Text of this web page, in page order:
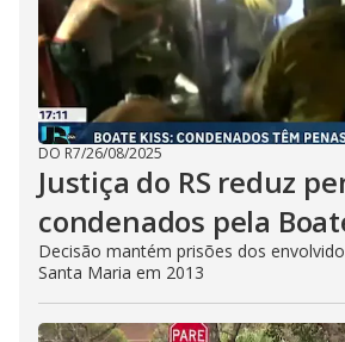
DO R7/26/08/2025
Justiça do RS reduz
condenados pela
Decisão mantém prisões dos
Santa Maria em 2013